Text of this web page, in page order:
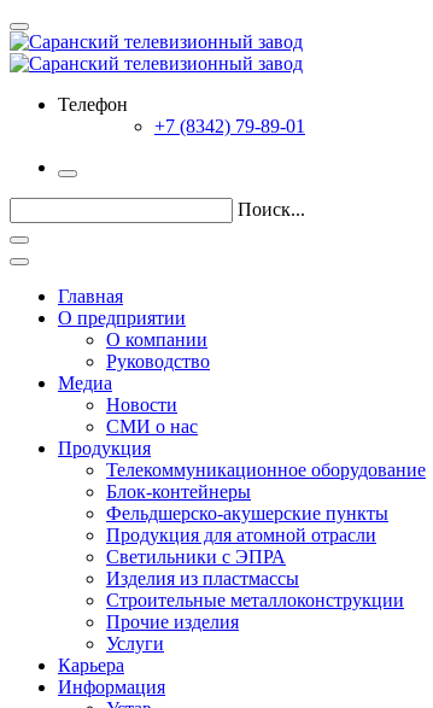
Телефон
+7 (8342) 79-89-01
Поиск...
Главная
О предприятии
О компании
Руководство
Медиа
Новости
СМИ о нас
Продукция
Телекоммуникационное оборудование
Блок-контейнеры
Фельдшерско-акушерские пункты
Продукция для атомной отрасли
Светильники с ЭПРА
Изделия из пластмассы
Строительные металлоконструкции
Прочие изделия
Услуги
Карьера
Информация